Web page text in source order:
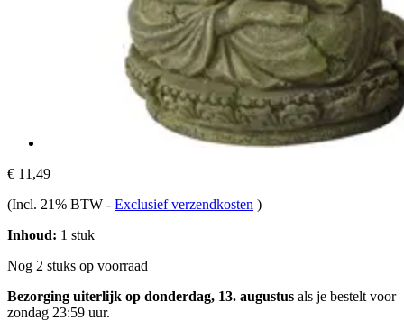
€ 11,49
(Incl. 21% BTW - Exclusief verzendkosten )
Inhoud: 1 stuk
Nog 2 stuks op voorraad
Bezorging uiterlijk op donderdag, 13. augustus als je bestelt voor
zondag 23:59 uur.